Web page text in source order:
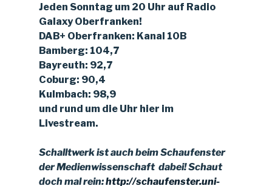
Jeden Sonntag um 20 Uhr auf Radio
Galaxy Oberfranken!
DAB+ Oberfranken: Kanal 10B
Bamberg: 104,7
Bayreuth: 92,7
Coburg: 90,4
Kulmbach: 98,9
und rund um die Uhr hier im
Livestream.
Schalltwerk ist auch beim Schaufenster
der Medienwissenschaft dabei!Schaut
doch mal rein:http://schaufenster.uni-